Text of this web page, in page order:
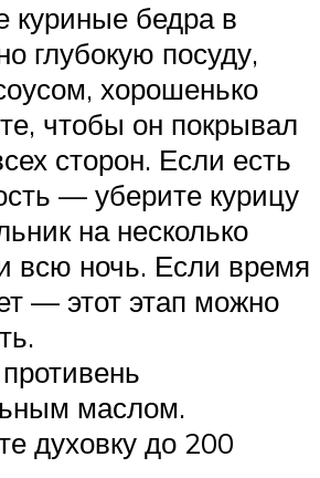
куриные бедра в
глубокую посуду,
хорошенько
чтобы он покрывал
сторон. Если есть
— уберите курицу
на несколько
всю ночь. Если время
— этот этап можно
маслом.
духовку до 200